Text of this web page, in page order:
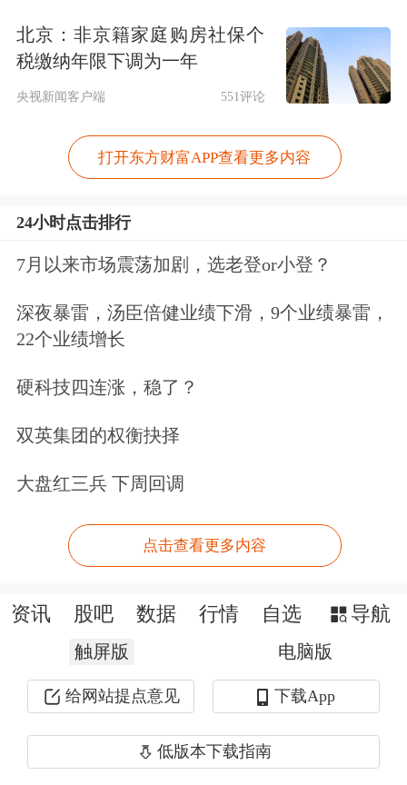
元，而上年同期为汇兑收益100.83万
元，仅汇率因素就将对上半年利润构成
近2000万元的侵蚀。
根据证监会的会计规则，汇兑损益属于
失”解释“扣非净利润下滑”，在逻辑上
具备合理性。但该解释未将利润下滑的
原因进行量化拆解，解释力度不足。投
资者真正关心的是，剔除汇兑损失后，
扣非净利润是否依然下滑，即主营业务
滞后。2023年至2025年各期期末，该公
美元、2887.28万美元和5874.99万美
元，美元敞口持续扩大。公司在第一轮
问询回复中称，报告期各期汇兑损益与
趋势基本一致，具有匹配性。
北京：非京籍家庭购房社保个
税缴纳年限下调为一年
央视新闻客户端 551评论
打开东方财富APP查看更多内容
24小时点击排行
7月以来市场震荡加剧，选老登or小登？
深夜暴雷，汤臣倍健业绩下滑，9个业绩暴雷，
22个业绩增长
硬科技四连涨，稳了？
双英集团的权衡抉择
大盘红三兵 下周回调
点击查看更多内容
资讯 股吧 数据 行情 自选 导航
触屏版 电脑版
给网站提点意见 下载App
低版本下载指南